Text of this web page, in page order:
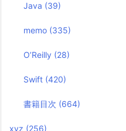
Java (39)
memo (335)
O’Reilly (28)
Swift (420)
書籍目次 (664)
xyz (256)